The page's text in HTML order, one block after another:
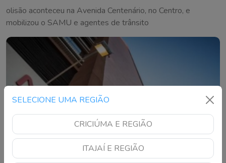
SELECIONE UMA REGIÃO
CRICIÚMA E REGIÃO
ITAJAÍ E REGIÃO
olisão aconteceu na Avenida Centenário, no Centro, e
mobilizou o SAMU e agentes de trânsito